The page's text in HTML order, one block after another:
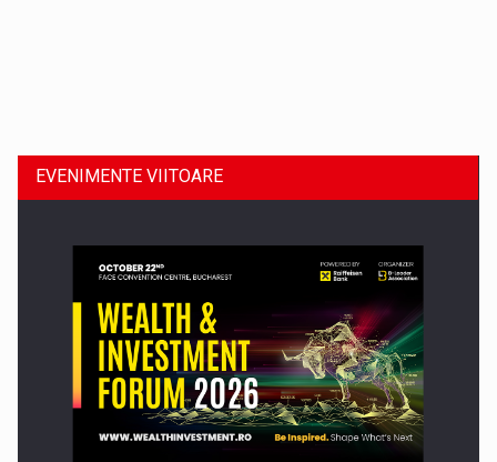
Comunicat de presa: Joburile part-time reincep sa intre pe…
EVENIMENTE VIITOARE